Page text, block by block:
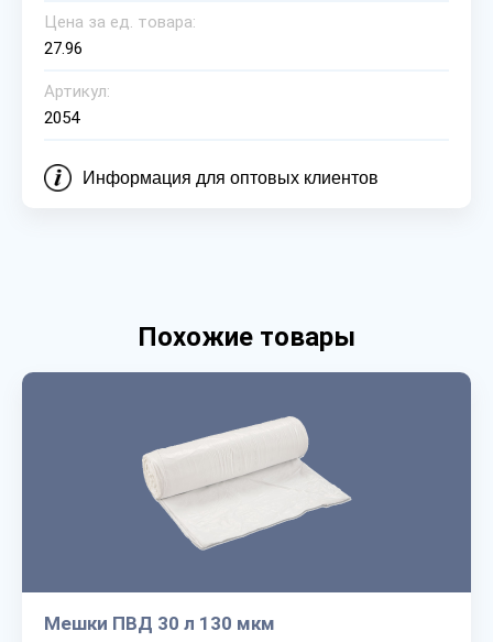
Цена за ед. товара:
27.96
Артикул:
2054
Информация для оптовых клиентов
Похожие товары
Мешки ПВД 30 л 130 мкм